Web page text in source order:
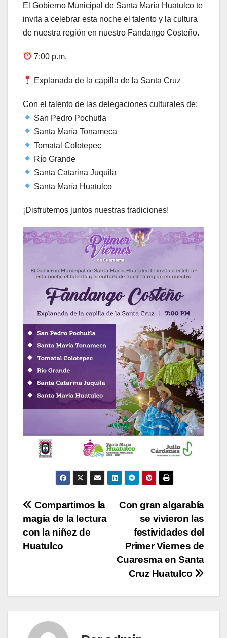
El Gobierno Municipal de Santa María Huatulco te
invita a celebrar esta noche el talento y la cultura
de nuestra región en nuestro Fandango Costeño.
7:00 p.m.
Explanada de la capilla de la Santa Cruz
Con el talento de las delegaciones culturales de:
San Pedro Pochutla
Santa María Tonameca
Tomatal Colotepec
Río Grande
Santa Catarina Juquila
Santa María Huatulco
¡Disfrutemos juntos nuestras tradiciones!
Navegación
de
entradas
Con gran algarabía
se vivieron las
festividades del
Primer Viernes de
Cuaresma en Santa
Cruz Huatulco
Compartimos la
magia de la lectura
con la niñez de
Huatulco